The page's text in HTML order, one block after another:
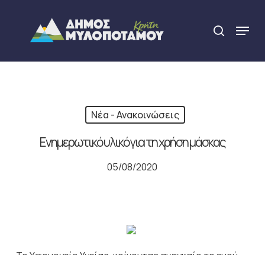
content
search
Menu
Νέα - Ανακοινώσεις
Ενημερωτικό υλικό για τη χρήση μάσκας
05/08/2020
Close